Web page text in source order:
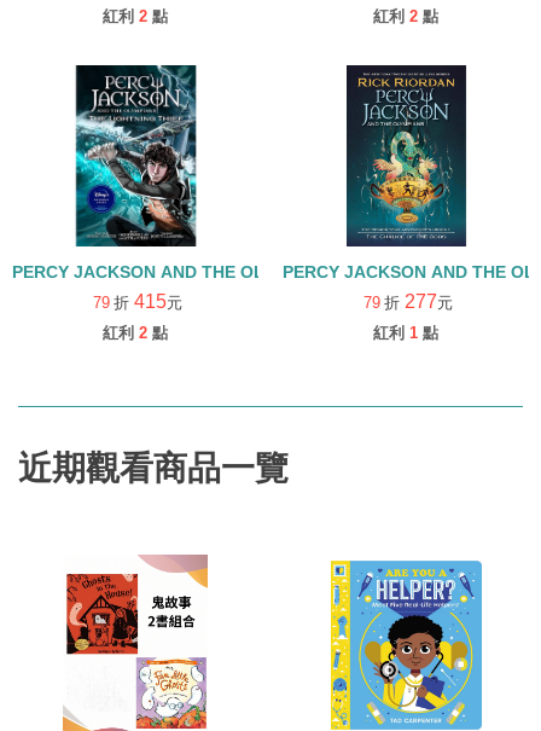
紅利 2 點
紅利 2 點
PERCY JACKSON AND THE OLYMPIANS 01: THE LIGHTNING
79 折 415元
紅利 2 點
PERCY JACKSON AND THE
79 折 277元
紅利 1 點
近期觀看商品一覽